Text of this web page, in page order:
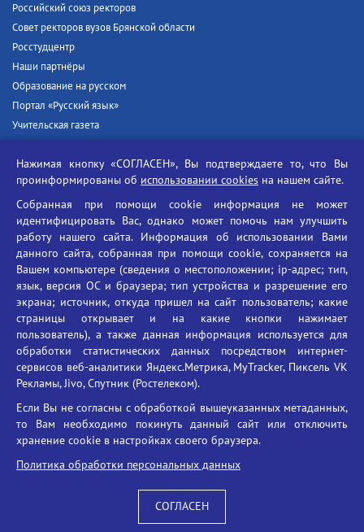
Российский союз ректоров
Совет ректоров вузов Брянской области
Росстудцентр
Наши партнёры
Образование на русском
Портал «Русский язык»
Учительская газета
Единый портал государственных услуг
Противодействие угрозам информационной безопасности
Социальные ролики - Генеральная прокуратура РФ
Противодействие коррупции
БГУ против наркотиков
Брянский государственный университет
имени академика И.Г. Петровского
Время работы: пн-пт 09:00-18:00
E-mail: bryanskgu@mail.ru
Телефон: +7(4832)58-90-85
Вход
Нажимая кнопку «СОГЛАСЕН», Вы подтверждаете то, что Вы
проинформированы об использовании cookies на нашем сайте.
Собранная при помощи cookie информация не может
идентифицировать Вас, однако может помочь нам улучшить
работу нашего сайта. Информация об использовании Вами
данного сайта, собранная при помощи cookie, сохраняется на
Вашем компьютере (сведения о местоположении; ip-адрес; тип,
язык, версия ОС и браузера; тип устройства и разрешение его
экрана; источник, откуда пришел на сайт пользователь; какие
страницы открывает и на какие кнопки нажимает
пользователь), а также данная информация используется для
обработки статистических данных посредством интернет-
сервисов веб-аналитики Яндекс.Метрика, MyTracker, Пиксель VK
Рекламы, Jivo, Спутник (Ростелеком).
Если Вы не согласны с обработкой вышеуказанных метаданных,
то Вам необходимо покинуть данный сайт или отключить
хранение cookie в настройках своего браузера.
Политика обработки персональных данных
СОГЛАСЕН